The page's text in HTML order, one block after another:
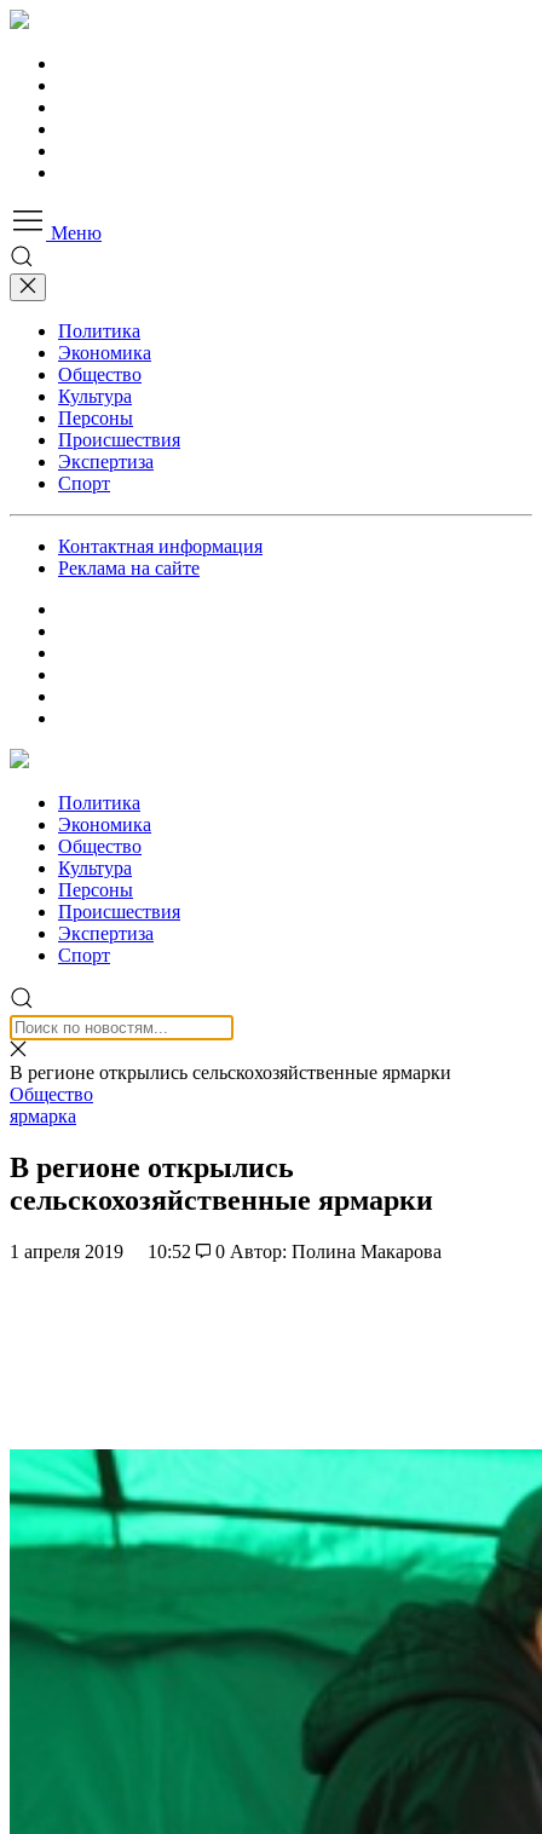
Меню
Политика
Экономика
Общество
Культура
Персоны
Происшествия
Экспертиза
Спорт
Контактная информация
Реклама на сайте
Политика
Экономика
Общество
Культура
Персоны
Происшествия
Экспертиза
Спорт
В регионе открылись сельскохозяйственные ярмарки
Общество
ярмарка
В регионе открылись
сельскохозяйственные ярмарки
1 апреля 2019 10:52 0 Автор: Полина Макарова